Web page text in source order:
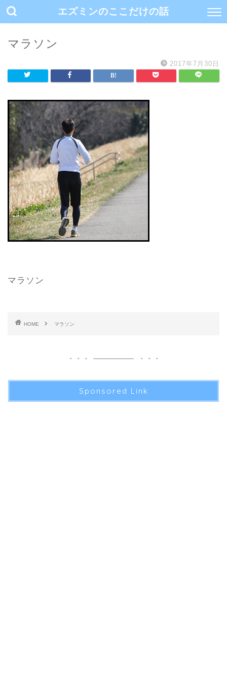
エズミンのここだけの話
マラソン
2017年7月30日
マラソン
HOME マラソン
Sponsored Link